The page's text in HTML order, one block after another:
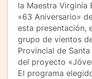
la Maestra Virginia
«63 Aniversario»
esta presentación,
grupo de vientos
Provincial de
del proyecto
El programa